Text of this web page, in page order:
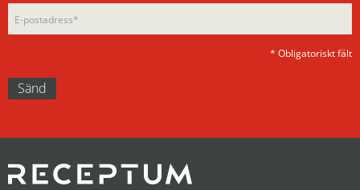
* Obligatoriskt fält